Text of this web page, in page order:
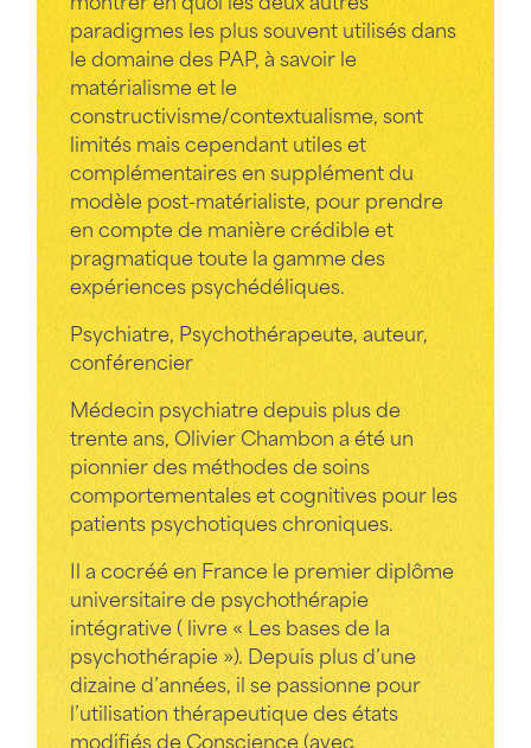
paradigmes les plus souvent utilisés dans
le domaine des PAP, à savoir le
matérialisme et le
constructivisme/contextualisme, sont
limités mais cependant utiles et
complémentaires en supplément du
modèle post-matérialiste, pour prendre
en compte de manière crédible et
pragmatique toute la gamme des
expériences psychédéliques.
Psychiatre, Psychothérapeute, auteur,
conférencier
Médecin psychiatre depuis plus de
trente ans, Olivier Chambon a été un
pionnier des méthodes de soins
comportementales et cognitives pour les
patients psychotiques chroniques.
Il a cocréé en France le premier diplôme
universitaire de psychothérapie
intégrative ( livre « Les bases de la
psychothérapie »). Depuis plus d’une
dizaine d’années, il se passionne pour
l’utilisation thérapeutique des états
modifiés de Conscience (avec